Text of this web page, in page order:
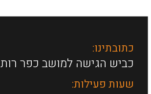
כתובתינו:
כביש הגישה למושב כפר רות
שעות פעילות: